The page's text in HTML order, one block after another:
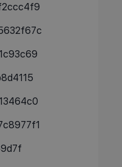
f2ccc4f9
5632f67c